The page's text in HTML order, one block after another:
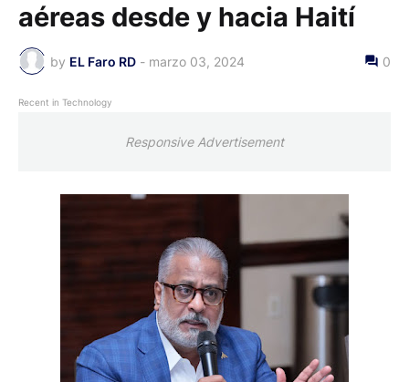
aéreas desde y hacia Haití
by EL Faro RD - marzo 03, 2024 0
Recent in Technology
Responsive Advertisement